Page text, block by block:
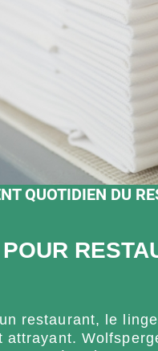
QUOTIDIEN DU
restaurant, le
attrayant.